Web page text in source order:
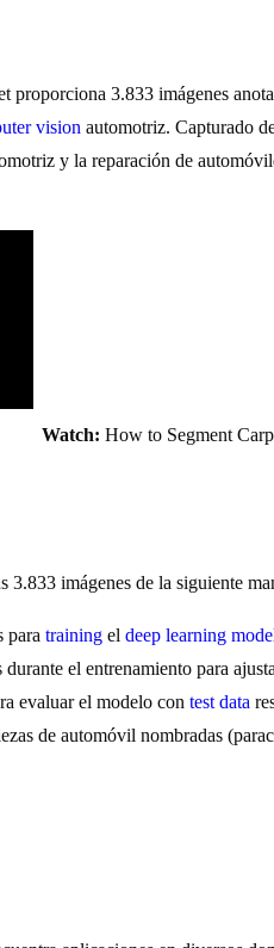
proporciona 3.833 imágenes
vision automotriz. Capturado
y la reparación de
Watch: How to Segment
3.833 imágenes de la siguiente
para training el deep learning
el entrenamiento para
evaluar el modelo con test data
de automóvil nombradas